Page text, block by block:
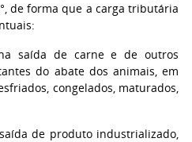
de forma que a carga tributária
saída de carne e de outros
do abate dos animais, em
congelados, maturados,
de produto industrializado,